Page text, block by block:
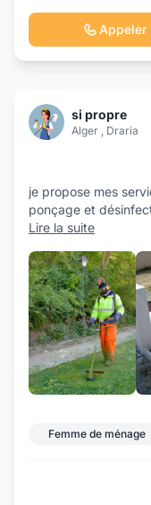
Appeler
si propre
Alger , Draria
je propose mes
ponçage et
Lire la suite
Femme de ménage